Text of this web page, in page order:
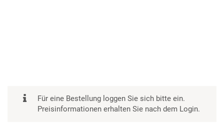
Für eine Bestellung loggen Sie sich bitte ein.
Preisinformationen erhalten Sie nach dem Login.